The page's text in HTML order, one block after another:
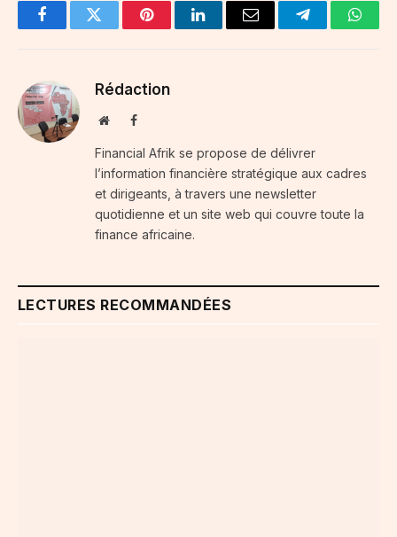
FacebookTwitter PinterestLinkedInEmail Telegram
Rédaction
WebsiteFacebook
Financial Afrik se propose de délivrer
l’information financière stratégique aux cadres
et dirigeants, à travers une newsletter
quotidienne et un site web qui couvre toute la
finance africaine.
LECTURES RECOMMANDÉES